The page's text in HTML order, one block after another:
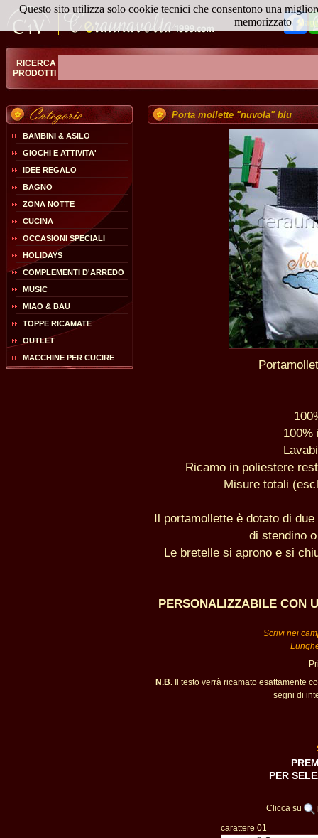
RICERCA
PRODOTTI
BAMBINI & ASILO
GIOCHI E ATTIVITA'
IDEE REGALO
BAGNO
ZONA NOTTE
CUCINA
OCCASIONI SPECIALI
HOLIDAYS
COMPLEMENTI D'ARREDO
MUSIC
MIAO & BAU
TOPPE RICAMATE
OUTLET
MACCHINE PER CUCIRE
Porta mollette "nuvola" blu
100%
Ricamo in poliestere
Misure totali
Il portamollette è dotato di
di stendino
Le bretelle si aprono e si
PERSONALIZZABILE CON
Scrivi nei
N.B. Il testo verrà ricamato esattamente
segni di
PER
Clicca su
carattere 01
Questo sito utilizza solo cookie tecnici che consentono una
memorizzato